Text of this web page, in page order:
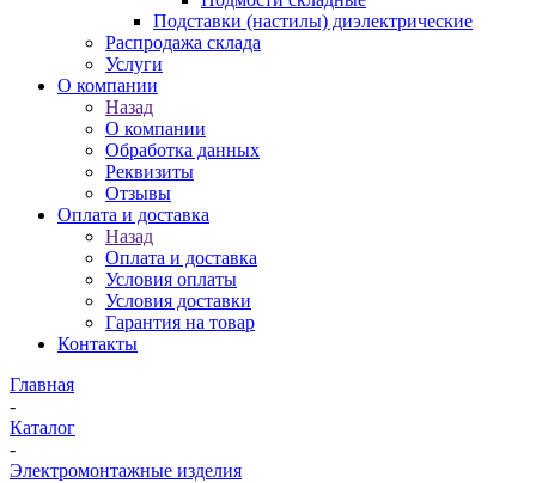
Подставки (настилы) диэлектрические
Распродажа склада
Услуги
О компании
Назад
О компании
Обработка данных
Реквизиты
Отзывы
Оплата и доставка
Назад
Оплата и доставка
Условия оплаты
Условия доставки
Гарантия на товар
Контакты
Главная
-
Каталог
-
Электромонтажные изделия